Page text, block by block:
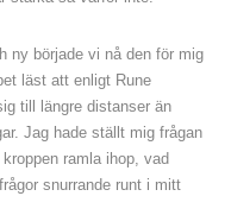
ny började vi nå den för mig
läst att enligt Rune
till längre distanser än
Jag hade ställt mig frågan
ramla ihop, vad
snurrande runt i mitt